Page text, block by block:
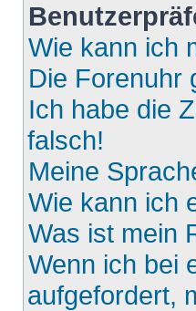
Wie kann ich
Die Forenuhr
Ich habe die
falsch!
Meine
Wie kann ich
Was ist mein
Wenn ich bei
aufgefordert,